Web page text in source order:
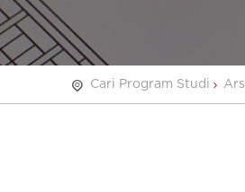
Cari Program Studi